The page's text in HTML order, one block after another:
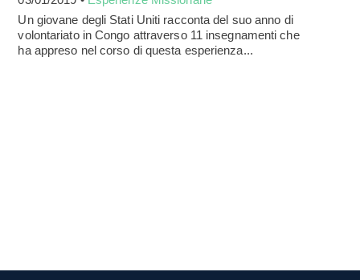
Un giovane degli Stati Uniti racconta del suo anno di
volontariato in Congo attraverso 11 insegnamenti che
ha appreso nel corso di questa esperienza...